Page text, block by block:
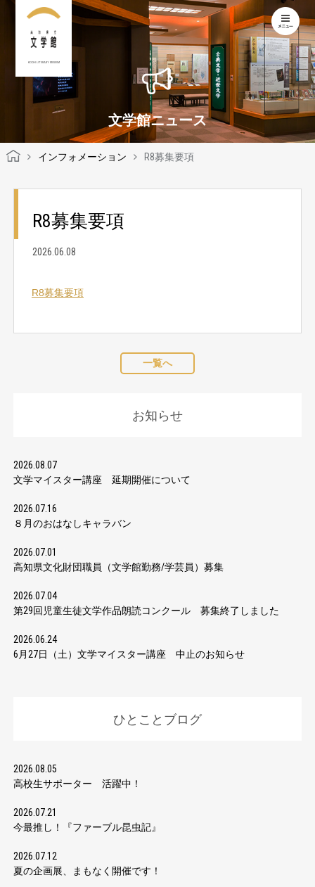
KOCHI LITERARY MUSEUM
文学館ニュース
インフォメーション R8募集要項
R8募集要項
2026.06.08
R8募集要項
一覧へ
お知らせ
2026.08.07
文学マイスター講座 延期開催について
2026.07.16
８月のおはなしキャラバン
2026.07.01
高知県文化財団職員（文学館勤務/学芸員）募集
2026.07.04
第29回児童生徒文学作品朗読コンクール 募集終了しました
2026.06.24
6月27日（土）文学マイスター講座 中止のお知らせ
ひとことブログ
2026.08.05
高校生サポーター 活躍中！
2026.07.21
今最推し！『ファーブル昆虫記』
2026.07.12
夏の企画展、まもなく開催です！